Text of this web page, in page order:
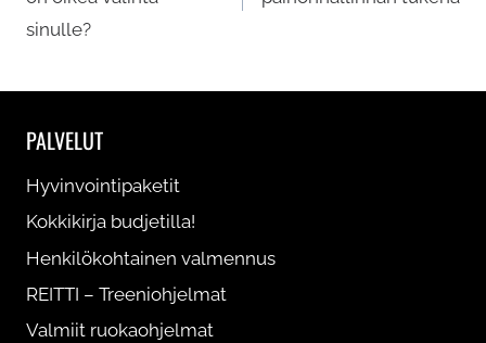
sinulle?
PALVELUT
Hyvinvointipaketit
Kokkikirja budjetilla!
Henkilökohtainen valmennus
REITTI – Treeniohjelmat
Valmiit ruokaohjelmat